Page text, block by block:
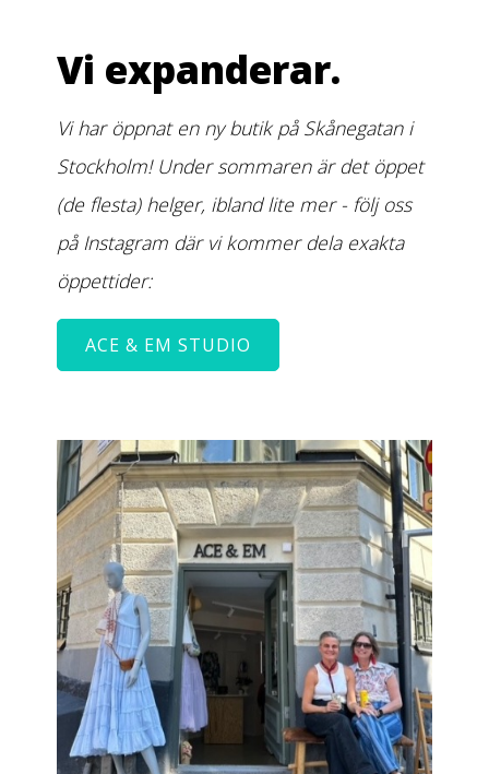
Vi expanderar.
Vi har öppnat en ny butik på Skånegatan i
Stockholm! Under sommaren är det öppet
(de flesta) helger, ibland lite mer - följ oss
på Instagram där vi kommer dela exakta
öppettider:
ACE & EM STUDIO